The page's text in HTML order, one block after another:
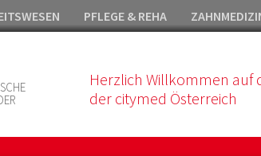
PFLEGE & REHA
Herzlich Willkommen auf
der citymed Österreich